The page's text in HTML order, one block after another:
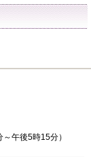
午後5時15分）